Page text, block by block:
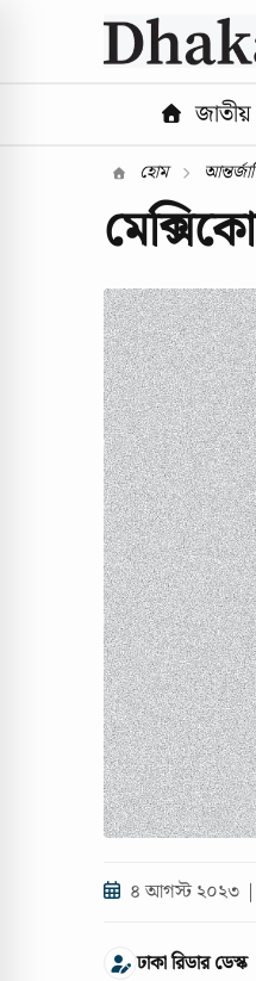
জাতীয়
হোম
৪ আগস্ট ২০২৩ |
ঢাকা রিডার ডেস্ক